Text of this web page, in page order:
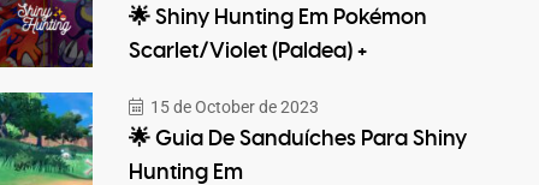
🌟 Shiny Hunting Em Pokémon
Scarlet/Violet (Paldea) +
15 de October de 2023
🌟 Guia De Sanduíches Para Shiny
Hunting Em